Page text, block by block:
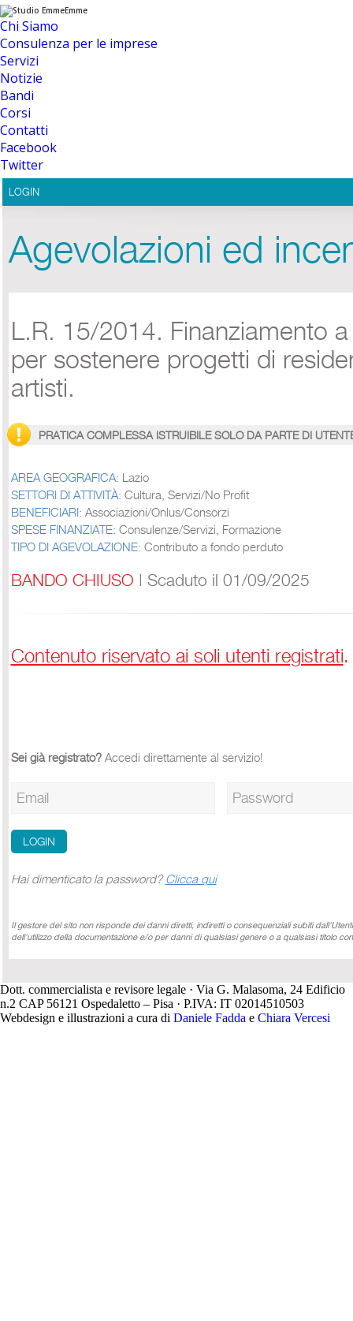
Chi Siamo
Consulenza per le imprese
Servizi
Notizie
Bandi
Corsi
Contatti
Facebook
Twitter
LOGIN
Agevolazioni ed
L.R. 15/2014. Finanziamento
per sostenere progetti di
artisti.
PRATICA COMPLESSA ISTRUIBILE SOLO DA PARTE DI
AREA GEOGRAFICA: Lazio
SETTORI DI ATTIVITÀ: Cultura, Servizi/No Profit
BENEFICIARI: Associazioni/Onlus/Consorzi
SPESE FINANZIATE: Consulenze/Servizi, Formazione
TIPO DI AGEVOLAZIONE: Contributo a fondo perduto
BANDO CHIUSO | Scaduto il 01/09/2025
Contenuto riservato ai soli utenti registrati.
Sei già registrato?Accedi direttamente al servizio!
Hai dimenticato la password?Clicca qui
Il gestore del sito non risponde dei danni diretti, indiretti o consequenziali subiti
dell'utilizzo della documentazione e/o per danni di qualsiasi genere o a qualsiasi titolo
Dott. commercialista e revisore legale · Via G. Malasoma, 24 Edificio
n.2 CAP 56121 Ospedaletto – Pisa · P.IVA: IT 02014510503
Webdesign e illustrazioni a cura di Daniele Fadda e Chiara Vercesi